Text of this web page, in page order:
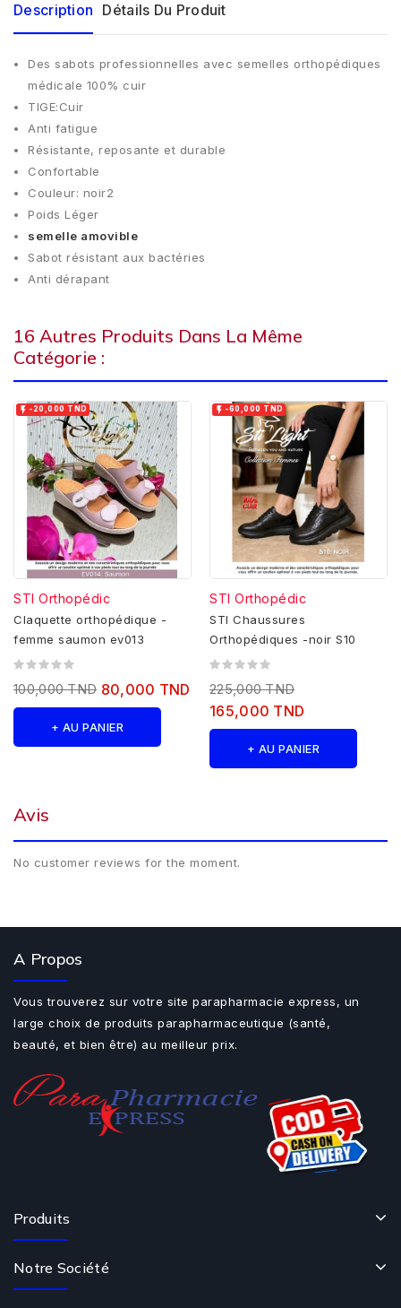
Description Détails Du Produit
Des sabots professionnelles avec semelles orthopédiques
médicale 100% cuir
TIGE:Cuir
Anti fatigue
Résistante, reposante et durable
Confortable
Couleur: noir2
Poids Léger
semelle amovible
Sabot résistant aux bactéries
Anti dérapant
16 Autres Produits Dans La Même
Catégorie :
 -20,000 TND
STI Orthopédic
Claquette orthopédique -
femme saumon ev013
100,000 TND 80,000 TND
+ AU PANIER
 -60,000 TND
STI Orthopédic
STI Chaussures
Orthopédiques -noir S10
225,000 TND
165,000 TND
+ AU PANIER
Avis
No customer reviews for the moment.
A Propos
Vous trouverez sur votre site parapharmacie express, un
large choix de produits parapharmaceutique (santé,
beauté, et bien être) au meilleur prix.
Produits
Notre Société